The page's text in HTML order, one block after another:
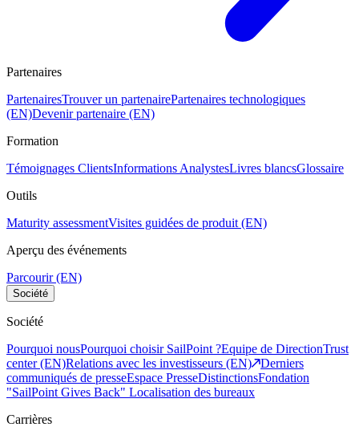
Partenaires
PartenairesTrouver un partenairePartenaires technologiques
(EN)Devenir partenaire (EN)
Formation
Témoignages ClientsInformations AnalystesLivres blancsGlossaire
Outils
Maturity assessmentVisites guidées de produit (EN)
Aperçu des événements
Parcourir (EN)
Société
Société
Pourquoi nousPourquoi choisir SailPoint ?Equipe de DirectionTrust
center (EN)Relations avec les investisseurs (EN)
Derniers
communiqués de presseEspace PresseDistinctionsFondation
"SailPoint Gives Back" Localisation des bureaux
Carrières